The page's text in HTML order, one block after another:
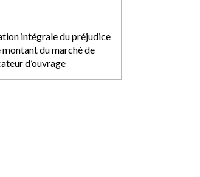
intégrale du préjudice
montant du marché de
d’ouvrage